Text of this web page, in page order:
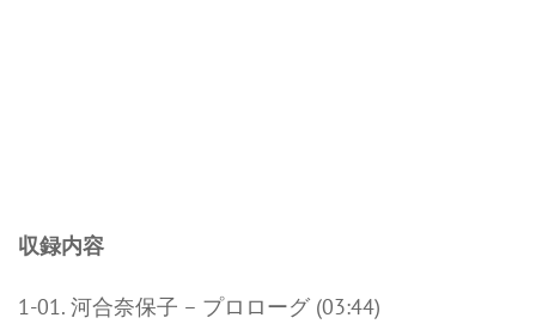
収録内容
1-01. 河合奈保子 – プロローグ (03:44)